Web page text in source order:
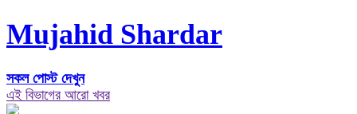
Mujahid Shardar
সকল পোস্ট দেখুন
এই বিভাগের আরো খবর